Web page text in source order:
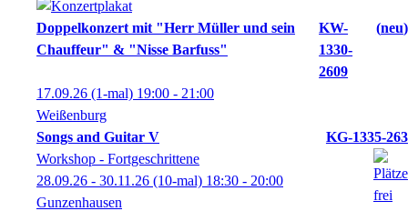
Doppelkonzert mit "Herr Müller und sein
Chauffeur" & "Nisse Barfuss"
KW-
1330-
2609
neu
17.09.26 (1-mal) 19:00 - 21:00
Weißenburg
Songs and Guitar V
KG-1335-263
Workshop - Fortgeschrittene
28.09.26 - 30.11.26 (10-mal) 18:30 - 20:00
Gunzenhausen